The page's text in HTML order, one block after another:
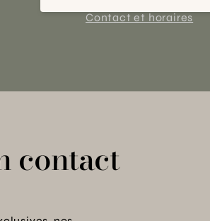
Contact et horaires
contact